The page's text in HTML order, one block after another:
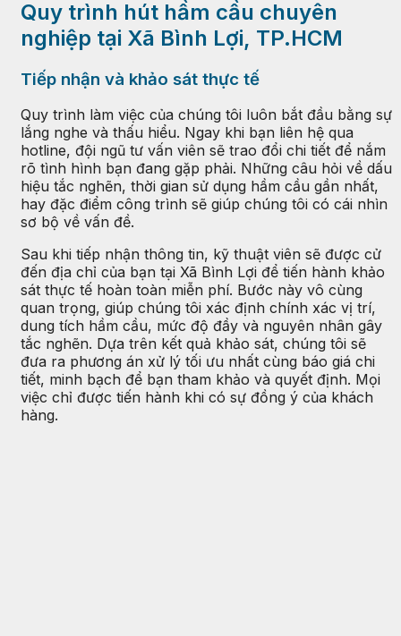
Quy trình hút hầm cầu chuyên
nghiệp tại Xã Bình Lợi, TP.HCM
Tiếp nhận và khảo sát thực tế
Quy trình làm việc của chúng tôi luôn bắt đầu bằng sự
lắng nghe và thấu hiểu. Ngay khi bạn liên hệ qua
hotline, đội ngũ tư vấn viên sẽ trao đổi chi tiết để nắm
rõ tình hình bạn đang gặp phải. Những câu hỏi về dấu
hiệu tắc nghẽn, thời gian sử dụng hầm cầu gần nhất,
hay đặc điểm công trình sẽ giúp chúng tôi có cái nhìn
sơ bộ về vấn đề.
Sau khi tiếp nhận thông tin, kỹ thuật viên sẽ được cử
đến địa chỉ của bạn tại Xã Bình Lợi để tiến hành khảo
sát thực tế hoàn toàn miễn phí. Bước này vô cùng
quan trọng, giúp chúng tôi xác định chính xác vị trí,
dung tích hầm cầu, mức độ đầy và nguyên nhân gây
tắc nghẽn. Dựa trên kết quả khảo sát, chúng tôi sẽ
đưa ra phương án xử lý tối ưu nhất cùng báo giá chi
tiết, minh bạch để bạn tham khảo và quyết định. Mọi
việc chỉ được tiến hành khi có sự đồng ý của khách
hàng.